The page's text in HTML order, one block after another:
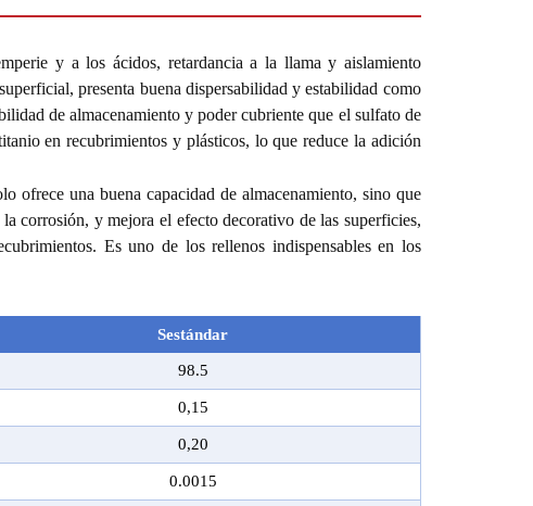
y a los ácidos, retardancia a la llama y aislamiento
presenta buena dispersabilidad y estabilidad como
de almacenamiento y poder cubriente que el sulfato de
en recubrimientos y plásticos, lo que reduce la adición
ofrece una buena capacidad de almacenamiento, sino que
corrosión, y mejora el efecto decorativo de las superficies,
Es uno de los rellenos indispensables en los
Sestándar
98.5
0,15
0,20
0.0015